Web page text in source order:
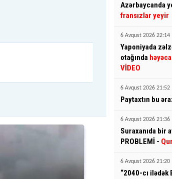
Azərbaycanda
fransızlar yeyir
6 Avqust 2026 22:14
Yaponiyada
otağında
VİDEO
6 Avqust 2026 21:52
Paytaxtın bu
6 Avqust 2026 21:36
Suraxanıda bir
PROBLEMİ -
6 Avqust 2026 21:20
“2040-cı ilədək